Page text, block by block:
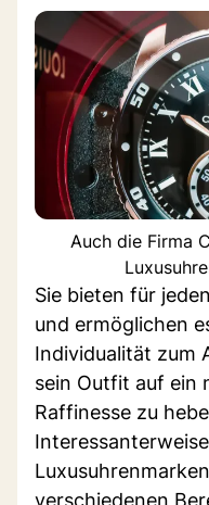
Auch die Firma
Sie bieten für
und ermöglichen
Individualität zum
sein Outfit auf ein
Raffinesse zu
verschiedenen